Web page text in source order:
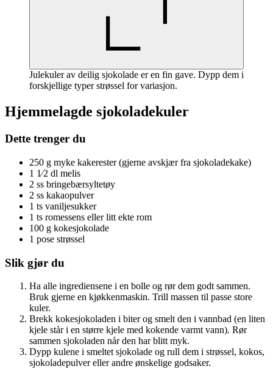
Julekuler av deilig sjokolade er en fin gave. Dypp dem i
forskjellige typer strøssel for variasjon.
Hjemmelagde sjokoladekuler
Dette trenger du
250 g myke kakerester (gjerne avskjær fra sjokoladekake)
1 1⁄2 dl melis
2 ss bringebærsyltetøy
2 ss kakaopulver
1 ts vaniljesukker
1 ts romessens eller litt ekte rom
100 g kokesjokolade
1 pose strøssel
Slik gjør du
Ha alle ingrediensene i en bolle og rør dem godt sammen.
Bruk gjerne en kjøkkenmaskin. Trill massen til passe store
kuler.
Brekk kokesjokoladen i biter og smelt den i vannbad (en liten
kjele står i en større kjele med kokende varmt vann). Rør
sammen sjokoladen når den har blitt myk.
Dypp kulene i smeltet sjokolade og rull dem i strøssel, kokos,
sjokoladepulver eller andre ønskelige godsaker.